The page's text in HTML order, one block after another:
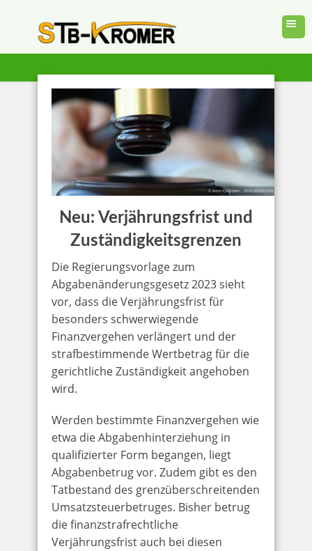
Neu: Verjährungsfrist und
Zuständigkeitsgrenzen
Die Regierungsvorlage zum
Abgabenänderungsgesetz 2023 sieht
vor, dass die Verjährungsfrist für
besonders schwerwiegende
Finanzvergehen verlängert und der
strafbestimmende Wertbetrag für die
gerichtliche Zuständigkeit angehoben
wird.
Werden bestimmte Finanzvergehen wie
etwa die Abgabenhinterziehung in
qualifizierter Form begangen, liegt
Abgabenbetrug vor. Zudem gibt es den
Tatbestand des grenzüberschreitenden
Umsatzsteuerbetruges. Bisher betrug
die finanzstrafrechtliche
Verjährungsfrist auch bei diesen